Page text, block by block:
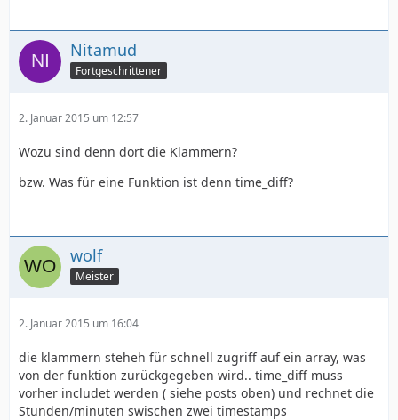
Nitamud
Fortgeschrittener
2. Januar 2015 um 12:57
Wozu sind denn dort die Klammern?
bzw. Was für eine Funktion ist denn time_diff?
wolf
Meister
2. Januar 2015 um 16:04
die klammern steheh für schnell zugriff auf ein array, was
von der funktion zurückgegeben wird.. time_diff muss
vorher includet werden ( siehe posts oben) und rechnet die
Stunden/minuten swischen zwei timestamps